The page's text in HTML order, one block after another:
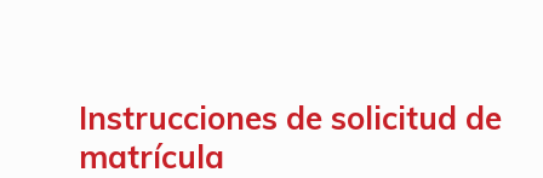
Instrucciones de solicitud de
matrícula